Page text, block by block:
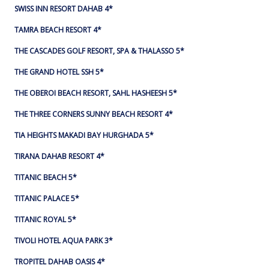
SWISS INN RESORT DAHAB 4*
TAMRA BEACH RESORT 4*
THE CASCADES GOLF RESORT, SPA & THALASSO 5*
THE GRAND HOTEL SSH 5*
THE OBEROI BEACH RESORT, SAHL HASHEESH 5*
THE THREE CORNERS SUNNY BEACH RESORT 4*
TIA HEIGHTS MAKADI BAY HURGHADA 5*
TIRANA DAHAB RESORT 4*
TITANIC BEACH 5*
TITANIC PALACE 5*
TITANIC ROYAL 5*
TIVOLI HOTEL AQUA PARK 3*
TROPITEL DAHAB OASIS 4*